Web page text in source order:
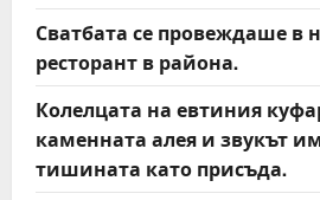
Сватбата се провеждаше в
ресторант в района.
Колелцата на евтиния
каменната алея и звукът
тишината като присъда.